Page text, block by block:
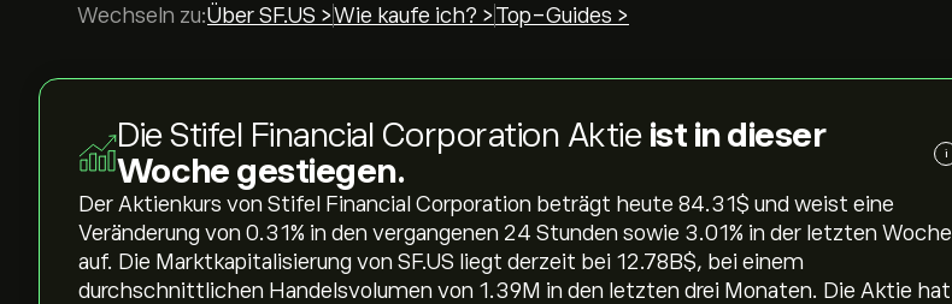
Wechseln zu:Über SF.US >Wie kaufe ich? > Top-Guides >
Die Stifel Financial Corporation Aktie ist in dieser
Woche gestiegen.
i
Der Aktienkurs von Stifel Financial Corporation beträgt heute 84.31‎$‎ und weist eine
Veränderung von ‎0.31‎% in den vergangenen 24 Stunden sowie ‎3.01‎% in der letzten Woche
auf. Die Marktkapitalisierung von SF.US liegt derzeit bei 12.78B‎$‎, bei einem
durchschnittlichen Handelsvolumen von 1.39M in den letzten drei Monaten. Die Aktie hat